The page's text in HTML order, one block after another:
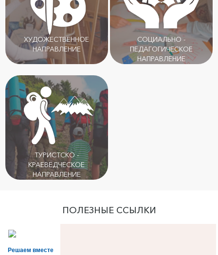
ХУДОЖЕСТВЕННОЕ
НАПРАВЛЕНИЕ
СОЦИАЛЬНО -
ПЕДАГОГИЧЕСКОЕ
НАПРАВЛЕНИЕ
ТУРИСТСКО -
КРАЕВЕДЧЕСКОЕ
НАПРАВЛЕНИЕ
ПОЛЕЗНЫЕ ССЫЛКИ
Решаем вместе